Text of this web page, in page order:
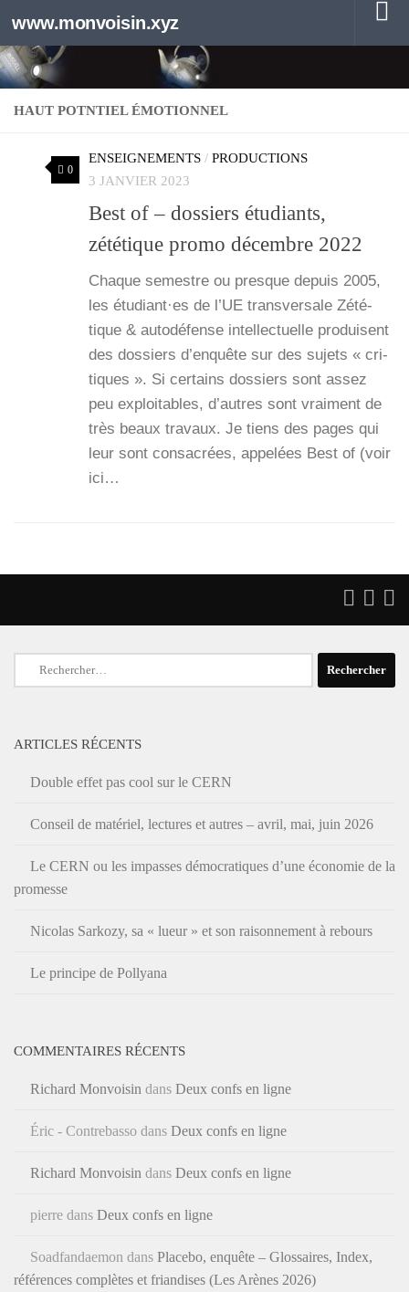
Au dessous du contenu
www.monvoisin.xyz
HAUT POTNTIEL ÉMOTIONNEL
0
ENSEIGNEMENTS / PRODUCTIONS
3 JANVIER 2023
Best of – dossiers étudiants,
zététique promo décembre 2022
Chaque semestre ou presque depuis 2005,
les étudiant·es de l’UE trans­ver­sale Zété­
tique & auto­dé­fense intel­lec­tuelle pro­duisent
des dos­siers d’enquête sur des sujets « cri­
tiques ». Si cer­tains dos­siers sont assez
peu exploi­tables, d’autres sont vrai­ment de
très beaux tra­vaux. Je tiens des pages qui
leur sont consa­crées, appe­lées Best of (voir
ici…
Rechercher :
ARTICLES RÉCENTS
Double effet pas cool sur le CERN
Conseil de matériel, lectures et autres – avril, mai, juin 2026
Le CERN ou les impasses démocratiques d’une économie de la
promesse
Nicolas Sarkozy, sa « lueur » et son raisonnement à rebours
Le principe de Pollyana
COMMENTAIRES RÉCENTS
Richard Monvoisin dans Deux confs en ligne
Éric - Contrebasso dans Deux confs en ligne
Richard Monvoisin dans Deux confs en ligne
pierre dans Deux confs en ligne
Soadfandaemon dans Placebo, enquête – Glossaires, Index,
références complètes et friandises (Les Arènes 2026)